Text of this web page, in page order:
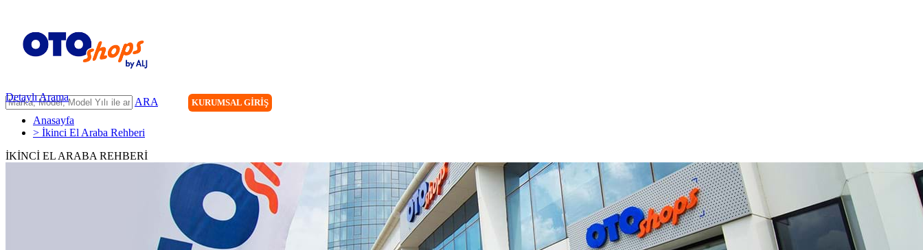
ARA KURUMSAL GİRİŞ
Detaylı Arama
Anasayfa
> İkinci El Araba Rehberi
İKİNCİ EL ARABA REHBERİ